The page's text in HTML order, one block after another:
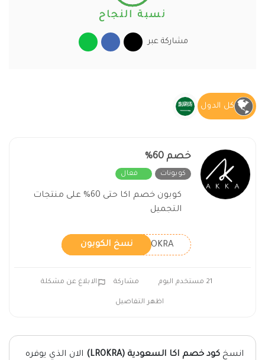
نسبة النجاح
مشاركة عبر
كل الدول
خصم 60%
كوبونات فعال
كوبون خصم اكا حتى 60% على منتجات
التجميل
LROKRA نسخ الكوبون
21 مستخدم اليوم مشاركة الابلاغ عن مشكلة
اظهر التفاصيل
انسخِ كود خصم اكا السعودية (LROKRA)
الان الذي يوفره